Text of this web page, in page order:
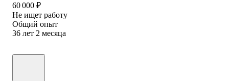
60 000 ₽
Не ищет работу
Общий опыт
36 лет 2 месяца